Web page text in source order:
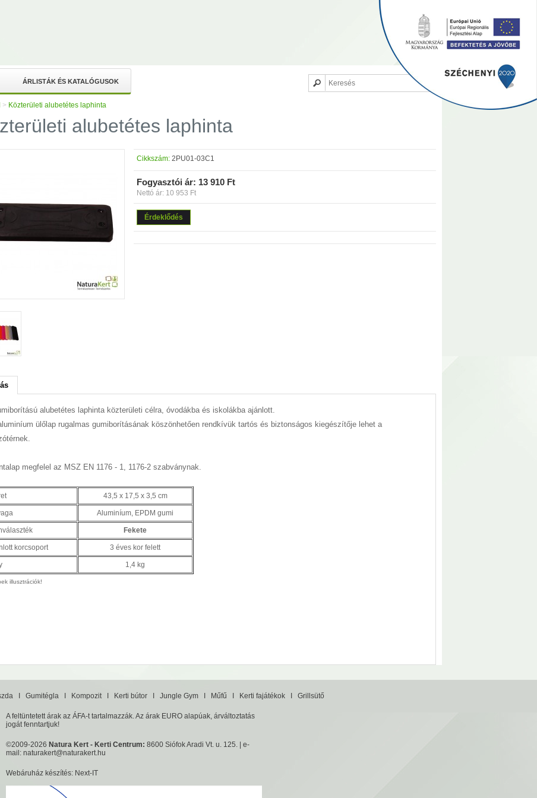
ÁRLISTÁK ÉS KATALÓGUSOK
> Közterületi alubetétes laphinta
alubetétes laphinta
Cikkszám: 2PU01-03C1
Fogyasztói ár: 13 910 Ft
Nettó ár: 10 953 Ft
Érdeklődés
alubetétes laphinta közterületi célra, óvodákba és iskolákba ajánlott.
ülőlap rugalmas gumiborításának köszönhetően rendkívük tartós és biztonságos kiegészítője lehet a
megfelel az MSZ EN 1176 - 1, 1176-2 szabványnak.
43,5 x 17,5 x 3,5 cm
Aluminíum, EPDM gumi
Fekete
korcsoport 3 éves kor felett
1,4 kg
illusztrációk!
I GumitéglaI KompozitI Kerti bútorI Jungle GymI Műfű Kerti fajátékokI Grillsütő
A feltüntetett árak az ÁFA-t tartalmazzák. Az árak EURO alapúak, árváltoztatás
jogát fenntartjuk!
©2009-2026 Natura Kert - Kerti Centrum: 8600 Siófok Aradi Vt. u. 125. | e-
mail:naturakert@naturakert.hu
Webáruház készítés: Next-IT